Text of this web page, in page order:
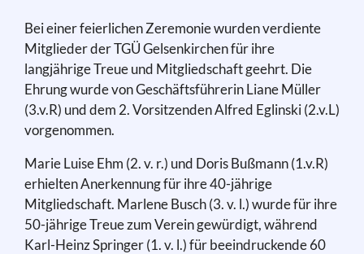
Bei einer feierlichen Zeremonie wurden verdiente
Mitglieder der TGÜ Gelsenkirchen für ihre
langjährige Treue und Mitgliedschaft geehrt. Die
Ehrung wurde von Geschäftsführerin Liane Müller
(3.v.R) und dem 2. Vorsitzenden Alfred Eglinski (2.v.L)
vorgenommen.
Marie Luise Ehm (2. v. r.) und Doris Bußmann (1.v.R)
erhielten Anerkennung für ihre 40-jährige
Mitgliedschaft. Marlene Busch (3. v. l.) wurde für ihre
50-jährige Treue zum Verein gewürdigt, während
Karl-Heinz Springer (1. v. l.) für beeindruckende 60